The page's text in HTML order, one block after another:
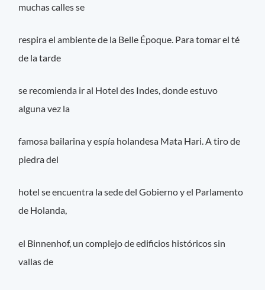
muchas calles se
respira el ambiente de la Belle Époque. Para tomar el té
de la tarde
se recomienda ir al Hotel des Indes, donde estuvo
alguna vez la
famosa bailarina y espía holandesa Mata Hari. A tiro de
piedra del
hotel se encuentra la sede del Gobierno y el Parlamento
de Holanda,
el Binnenhof, un complejo de edificios históricos sin
vallas de